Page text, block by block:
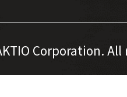
Corporation.